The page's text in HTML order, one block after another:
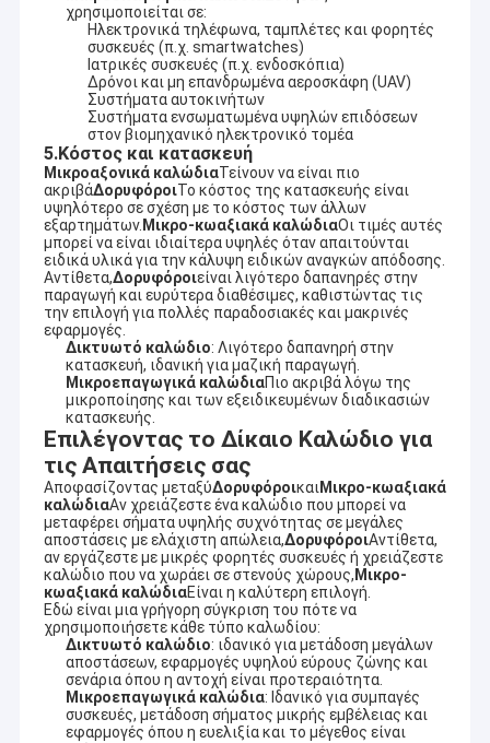
Ζητήστε ένα απόσπασμα
λουρί καλωδίων συνήθειας
Συνέλευση καλωδίων LVDS
προσαρμοσμένο καλώδιο συνελεύσεις
Επίπεδη συνέλευση καλωδίων κορδελλών
συνέλευση καλωδίου τροφοδοσίας
Ομοαξονικό καλώδιο μικροϋπολογιστών
Βιομηχανία Σύρματα καλωδίωσης
Καλώδιο FFC FPC
Δαχτυλόσχοινο JST
Σκοινί μπαλωμάτων δικτύων
Νέο ενεργειακό λουρί
Συνέλευση καλωδίων Molex
Ηλεκτρικό λουρί καλωδίωσης
χρησιμοποιείται σε:
Ηλεκτρονικά τηλέφωνα, ταμπλέτες και φορητές
συσκευές (π.χ. smartwatches)
Ιατρικές συσκευές (π.χ. ενδοσκόπια)
Δρόνοι και μη επανδρωμένα αεροσκάφη (UAV)
Συστήματα αυτοκινήτων
Συστήματα ενσωματωμένα υψηλών επιδόσεων
στον βιομηχανικό ηλεκτρονικό τομέα
5.Κόστος και κατασκευή
Μικροαξονικά καλώδιαΤείνουν να είναι πιο
ακριβάΔορυφόροιΤο κόστος της κατασκευής είναι
υψηλότερο σε σχέση με το κόστος των άλλων
εξαρτημάτων. Μικρο-κωαξιακά καλώδιαΟι τιμές αυτές
μπορεί να είναι ιδιαίτερα υψηλές όταν απαιτούνται
ειδικά υλικά για την κάλυψη ειδικών αναγκών απόδοσης.
Αντίθετα,Δορυφόροιείναι λιγότερο δαπανηρές στην
παραγωγή και ευρύτερα διαθέσιμες, καθιστώντας τις
την επιλογή για πολλές παραδοσιακές και μακρινές
εφαρμογές.
Δικτυωτό καλώδιο: Λιγότερο δαπανηρή στην
κατασκευή, ιδανική για μαζική παραγωγή.
Μικροεπαγωγικά καλώδιαΠιο ακριβά λόγω της
μικροποίησης και των εξειδικευμένων διαδικασιών
κατασκευής.
Επιλέγοντας το Δίκαιο Καλώδιο για
τις Απαιτήσεις σας
Αποφασίζοντας μεταξύΔορυφόροικαιΜικρο-κωαξιακά
καλώδιαΑν χρειάζεστε ένα καλώδιο που μπορεί να
μεταφέρει σήματα υψηλής συχνότητας σε μεγάλες
αποστάσεις με ελάχιστη απώλεια,ΔορυφόροιΑντίθετα,
αν εργάζεστε με μικρές φορητές συσκευές ή χρειάζεστε
καλώδιο που να χωράει σε στενούς χώρους, Μικρο-
κωαξιακά καλώδιαΕίναι η καλύτερη επιλογή.
Εδώ είναι μια γρήγορη σύγκριση του πότε να
χρησιμοποιήσετε κάθε τύπο καλωδίου:
Δικτυωτό καλώδιο: ιδανικό για μετάδοση μεγάλων
αποστάσεων, εφαρμογές υψηλού εύρους ζώνης και
σενάρια όπου η αντοχή είναι προτεραιότητα.
Μικροεπαγωγικά καλώδια: Ιδανικό για συμπαγές
συσκευές, μετάδοση σήματος μικρής εμβέλειας και
εφαρμογές όπου η ευελιξία και το μέγεθος είναι
ειλικρινά να συνεργαστεί με τους πελάτες για το καλύτερο